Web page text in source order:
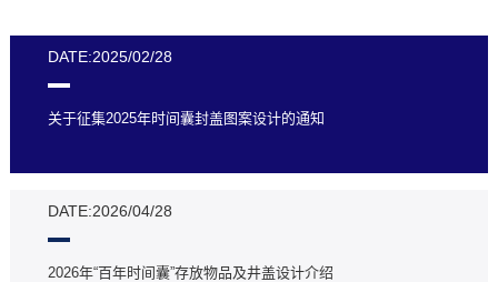
DATE:2025/02/28
关于征集2025年时间囊封盖图案设计的通知
DATE:2026/04/28
2026年“百年时间囊”存放物品及井盖设计介绍